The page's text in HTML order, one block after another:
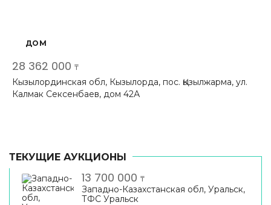
ДОМ
28 362 000 ₸
Кызылординская обл, Кызылорда, пос. Қызылжарма, ул.
Калмак Сексенбаев, дом 42А
ТЕКУЩИЕ АУКЦИОНЫ
13 700 000 ₸
Западно-Казахстанская обл, Уральск,
ТФС Уральск